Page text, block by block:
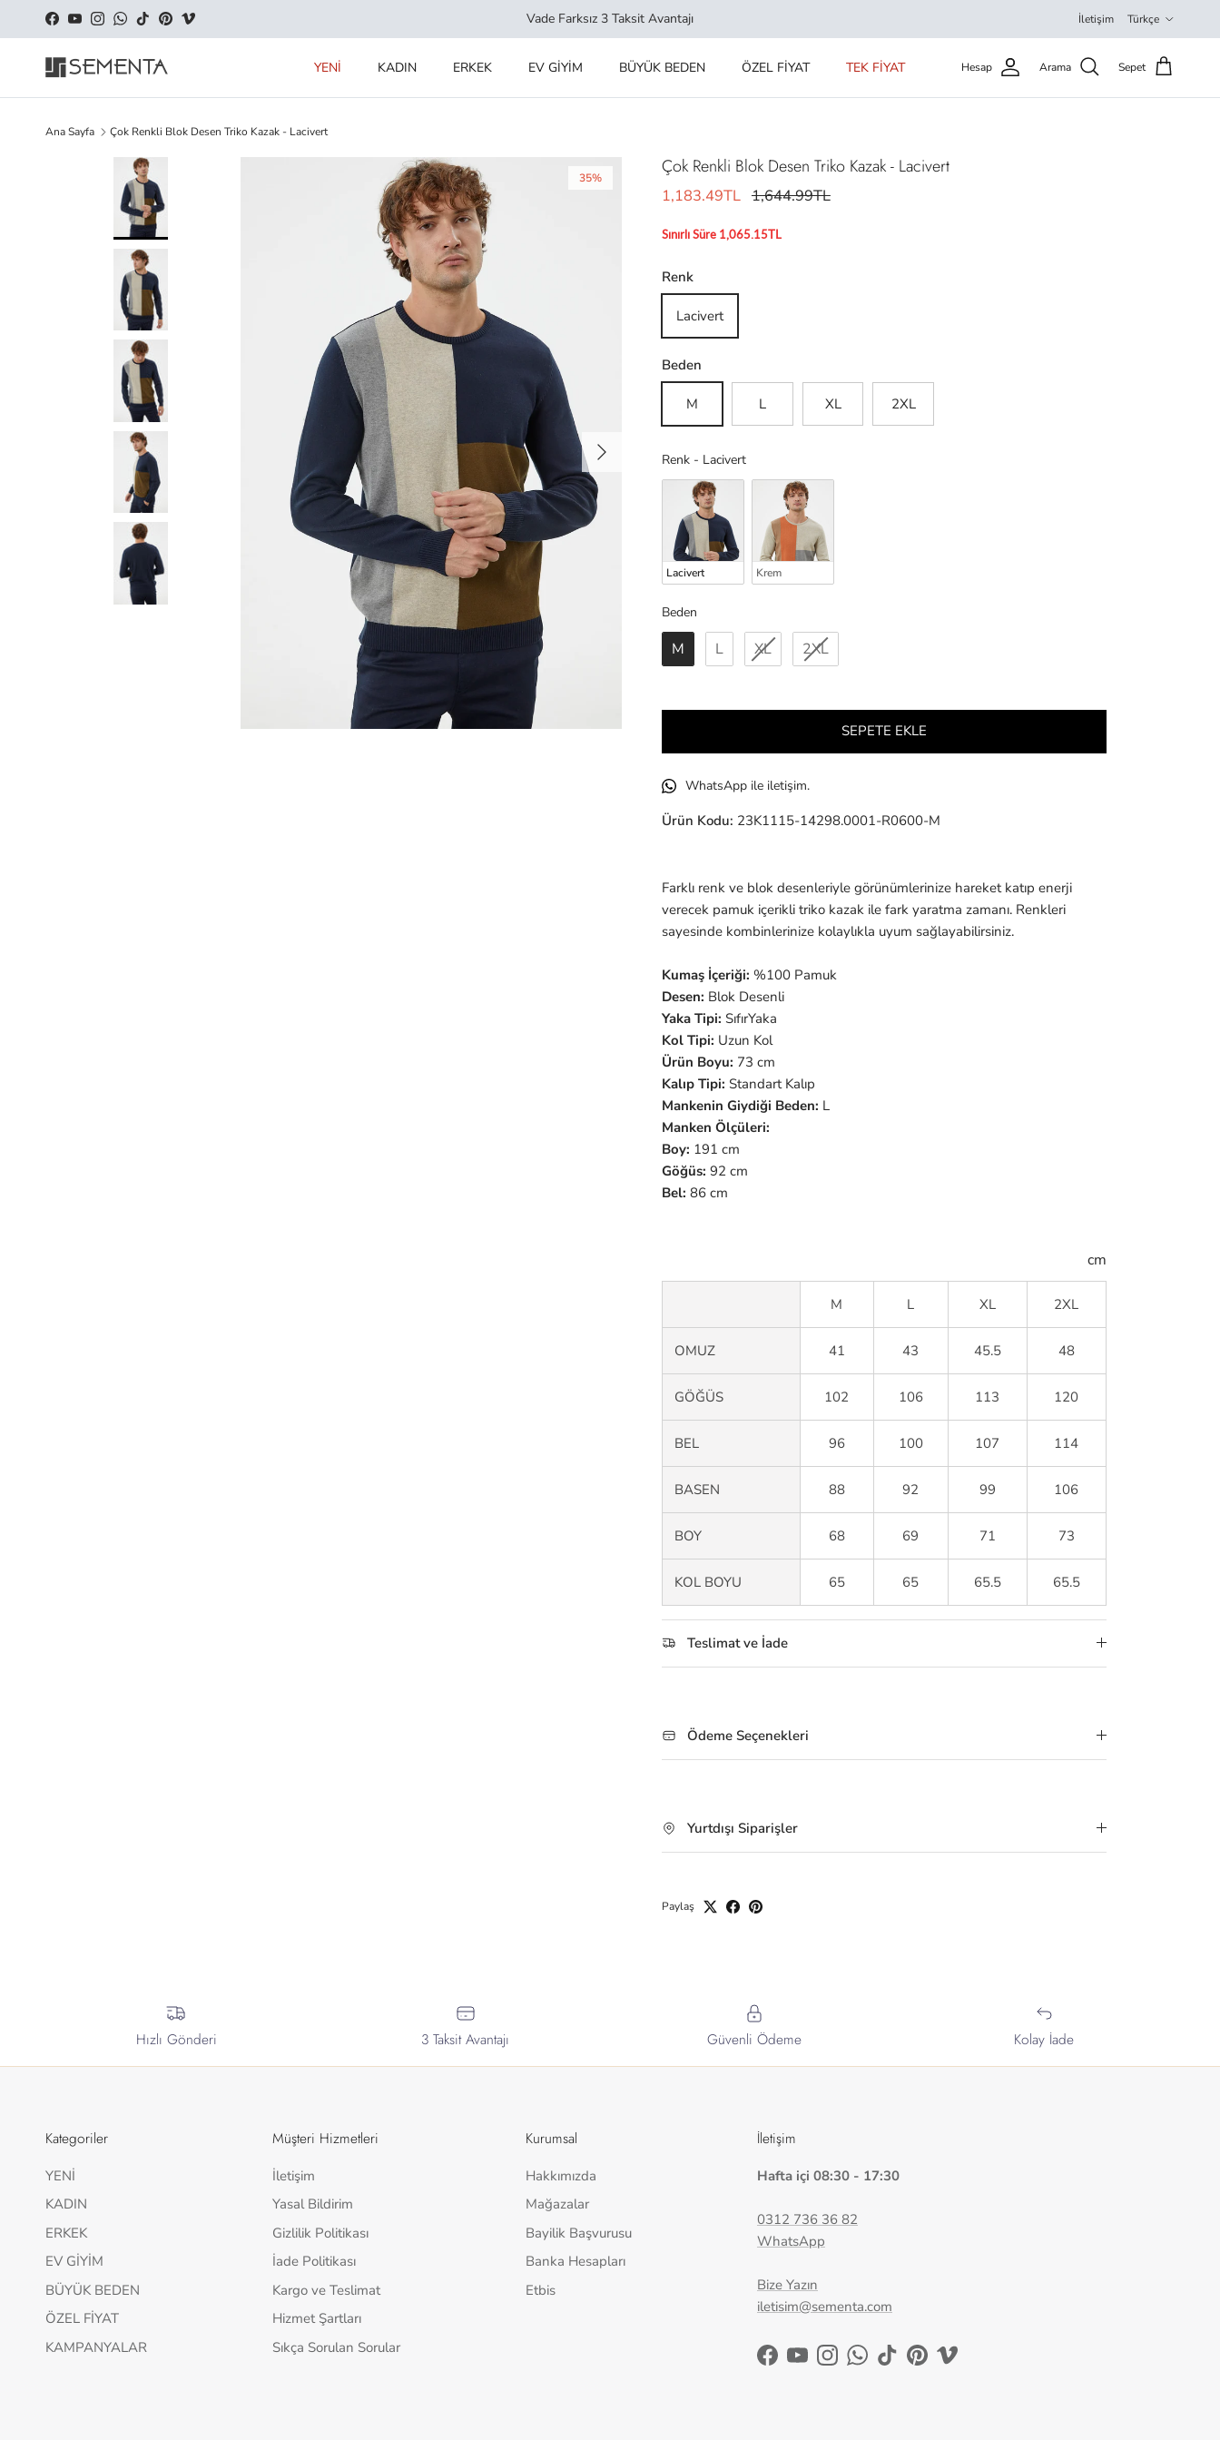
İçeriği geç
Facebook
YouTubeInstagramWhatsApp
TikTokPinterestVimeo Vade Farksız 3 Taksit Avantajı İletişim Türkçe
YENİ KADIN ERKEK EV GİYİM BÜYÜK BEDEN ÖZEL FİYAT TEK FİYAT Hesap Arama Sepet
Ana Sayfa Çok Renkli Blok Desen Triko Kazak - Lacivert
Sonraki
35% Çok Renkli Blok Desen Triko Kazak - Lacivert
1,183.49TL 1,644.99TL
Sınırlı Süre 1,065.15TL
Renk
Lacivert
Beden
M L XL 2XL
Renk - LacivertRenk
Lacivert Krem
Beden
Beden
M L XL 2XL
SEPETE EKLE
WhatsApp ile iletişim.
Ürün Kodu: 23K1115-14298.0001-R0600-M
Farklı renk ve blok desenleriyle görünümlerinize hareket katıp enerji
verecek pamuk içerikli triko kazak ile fark yaratma zamanı. Renkleri
sayesinde kombinlerinize kolaylıkla uyum sağlayabilirsiniz.
Kumaş İçeriği: %100 Pamuk
Desen: Blok Desenli
Yaka Tipi: SıfırYaka
Kol Tipi: Uzun Kol
Ürün Boyu: 73 cm
Kalıp Tipi: Standart Kalıp
Mankenin Giydiği Beden: L
Manken Ölçüleri:
Boy: 191 cm
Göğüs: 92 cm
Bel: 86 cm
cm
M L XL 2XL
OMUZ 41 43 45.5 48
GÖĞÜS 102 106 113 120
BEL 96 100 107 114
BASEN 88 92 99 106
BOY 68 69 71 73
KOL BOYU 65 65 65.5 65.5
Teslimat ve İade
Ödeme Seçenekleri
Yurtdışı Siparişler
Paylaş
Hızlı Gönderi 3 Taksit Avantajı Güvenli Ödeme Kolay İade
Kategoriler
YENİ
KADIN
ERKEK
EV GİYİM
BÜYÜK BEDEN
ÖZEL FİYAT
KAMPANYALAR
Müşteri Hizmetleri
İletişim
Yasal Bildirim
Gizlilik Politikası
İade Politikası
Kargo ve Teslimat
Hizmet Şartları
Sıkça Sorulan Sorular
Kurumsal
Hakkımızda
Mağazalar
Bayilik Başvurusu
Banka Hesapları
Etbis
İletişim
Hafta içi 08:30 - 17:30
0312 736 36 82
WhatsApp
Bize Yazın
iletisim@sementa.com
Facebook
YouTubeInstagramWhatsApp
TikTokPinterestVimeo